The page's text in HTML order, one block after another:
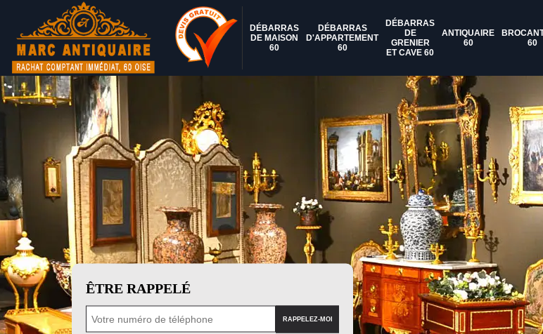
DÉBARRAS
DE MAISON
60
DÉBARRAS
D'APPARTEMENT
60
DÉBARRAS
DE
GRENIER
ET CAVE 60
ANTIQUAIRE
60
60
ÊTRE RAPPELÉ